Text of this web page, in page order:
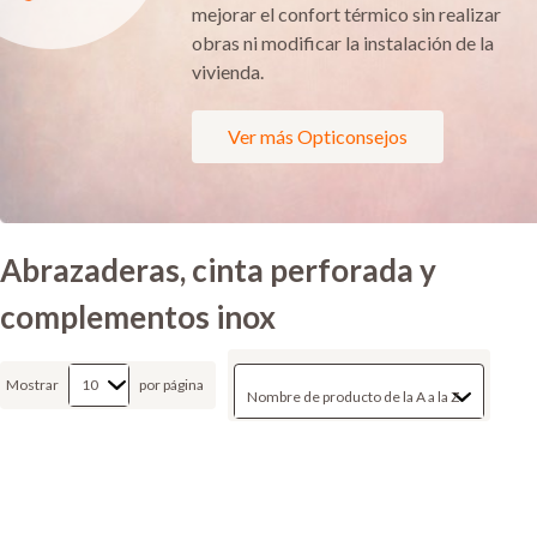
mejorar el confort térmico sin realizar
obras ni modificar la instalación de la
vivienda.
Ver más Opticonsejos
Abrazaderas, cinta perforada y
complementos inox
Mostrar por página